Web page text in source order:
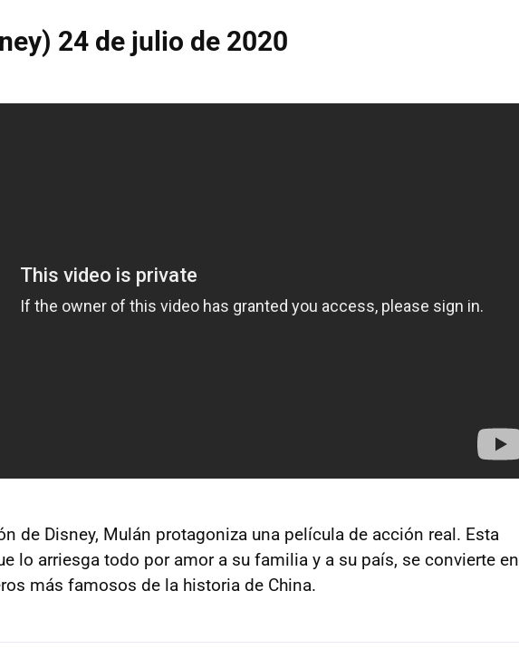
24 de julio de 2020
de Disney, Mulán protagoniza una película de acción real. Esta
lo arriesga todo por amor a su familia y a su país, se convierte en
más famosos de la historia de China.